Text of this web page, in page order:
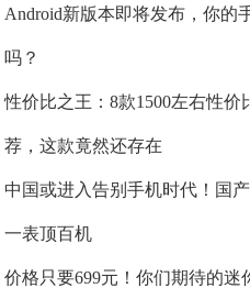
Android新版本即将发布，你的
吗？
性价比之王：8款1500左右性价
荐，这款竟然还存在
中国或进入告别手机时代！国产
一表顶百机
价格只要699元！你们期待的迷